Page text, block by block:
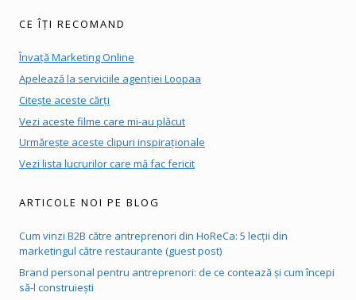
CE ÎȚI RECOMAND
Învață Marketing Online
Apelează la serviciile agenției Loopaa
Citește aceste cărți
Vezi aceste filme care mi-au plăcut
Urmărește aceste clipuri inspiraționale
Vezi lista lucrurilor care mă fac fericit
ARTICOLE NOI PE BLOG
Cum vinzi B2B către antreprenori din HoReCa: 5 lecții din
marketingul către restaurante (guest post)
Brand personal pentru antreprenori: de ce contează și cum începi
să-l construiești